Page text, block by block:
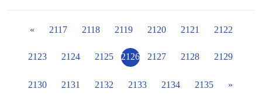
« 2117 2118 2119 2120 2121 2122
2123 2124 2125 2126 2127 2128 2129
2130 2131 2132 2133 2134 2135 »